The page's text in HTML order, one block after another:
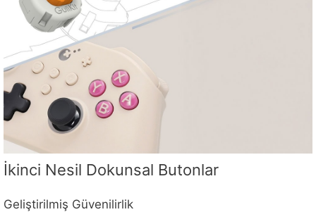
İkinci Nesil Dokunsal Butonlar
Geliştirilmiş Güvenilirlik